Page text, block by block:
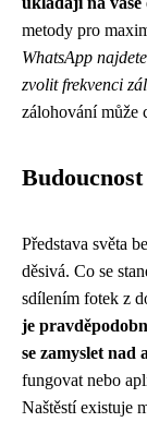
metody pro
WhatsApp
zvolit frekvenci
zálohování může
Představa světa
děsivá. Co se
sdílením fotek z
je
se zamyslet nad
fungovat nebo
Naštěstí existuje